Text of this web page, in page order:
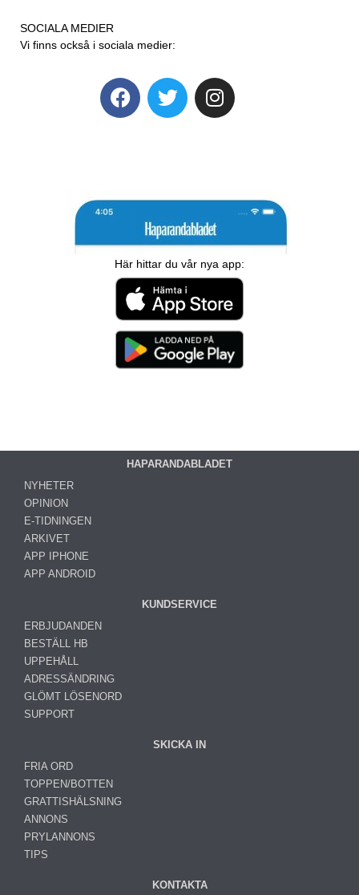
SOCIALA MEDIER
Vi finns också i sociala medier:
Här hittar du vår nya app:
HAPARANDABLADET
NYHETER
OPINION
E-TIDNINGEN
ARKIVET
APP IPHONE
APP ANDROID
KUNDSERVICE
ERBJUDANDEN
BESTÄLL HB
UPPEHÅLL
ADRESSÄNDRING
GLÖMT LÖSENORD
SUPPORT
SKICKA IN
FRIA ORD
TOPPEN/BOTTEN
GRATTISHÄLSNING
ANNONS
PRYLANNONS
TIPS
KONTAKTA